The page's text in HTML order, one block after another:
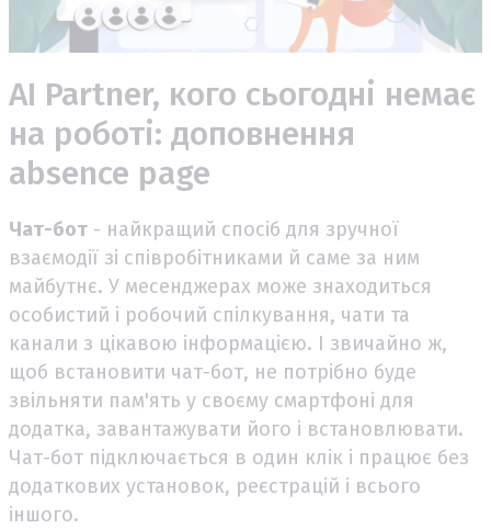
AI Partner, кого сьогодні немає
на роботі: доповнення
absence page
Чат-бот - найкращий спосіб для зручної
взаємодії зі співробітниками й саме за ним
майбутнє. У месенджерах може знаходиться
особистий і робочий спілкування, чати та
канали з цікавою інформацією. І звичайно ж,
щоб встановити чат-бот, не потрібно буде
звільняти пам'ять у своєму смартфоні для
додатка, завантажувати його і встановлювати.
Чат-бот підключається в один клік і працює без
додаткових установок, реєстрацій і всього
іншого.